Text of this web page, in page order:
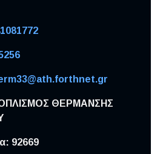
ΘΕΡΜΑΝΣΗΣ
92669